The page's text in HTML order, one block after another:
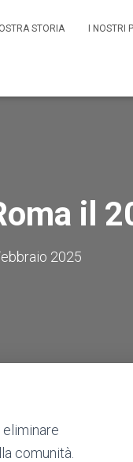
STORIA I NOSTRI
il
2025
comunità.